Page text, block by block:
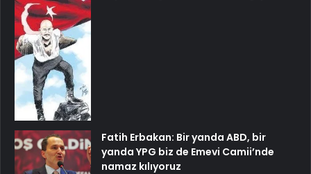
Fatih Erbakan: Bir yanda ABD, bir
yanda YPG biz de Emevi Camii’nde
namaz kılıyoruz